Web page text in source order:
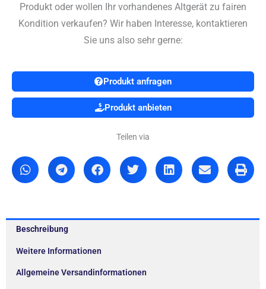
Produkt oder wollen Ihr vorhandenes Altgerät zu fairen
Kondition verkaufen? Wir haben Interesse, kontaktieren
Sie uns also sehr gerne:
Produkt anfragen
Produkt anbieten
Teilen via
Beschreibung
Weitere Informationen
Allgemeine Versandinformationen